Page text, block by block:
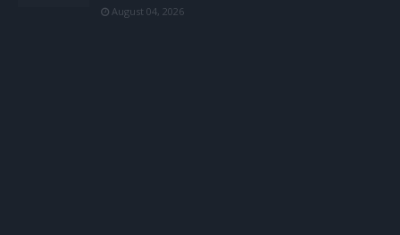
August 04, 2026